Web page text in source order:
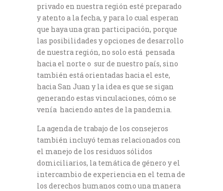
privado en nuestra región esté preparado
y atento a la fecha, y para lo cual esperan
que haya una gran participación, porque
las posibilidades y opciones de desarrollo
de nuestra región, no solo está pensada
hacia el norte o sur de nuestro país, sino
también está orientadas hacia el este,
hacia San Juan y la idea es que se sigan
generando estas vinculaciones, cómo se
venía haciendo antes de la pandemia.
La agenda de trabajo de los consejeros
también incluyó temas relacionados con
el manejo de los residuos sólidos
domiciliarios, la temática de género y el
intercambio de experiencia en el tema de
los derechos humanos como una manera